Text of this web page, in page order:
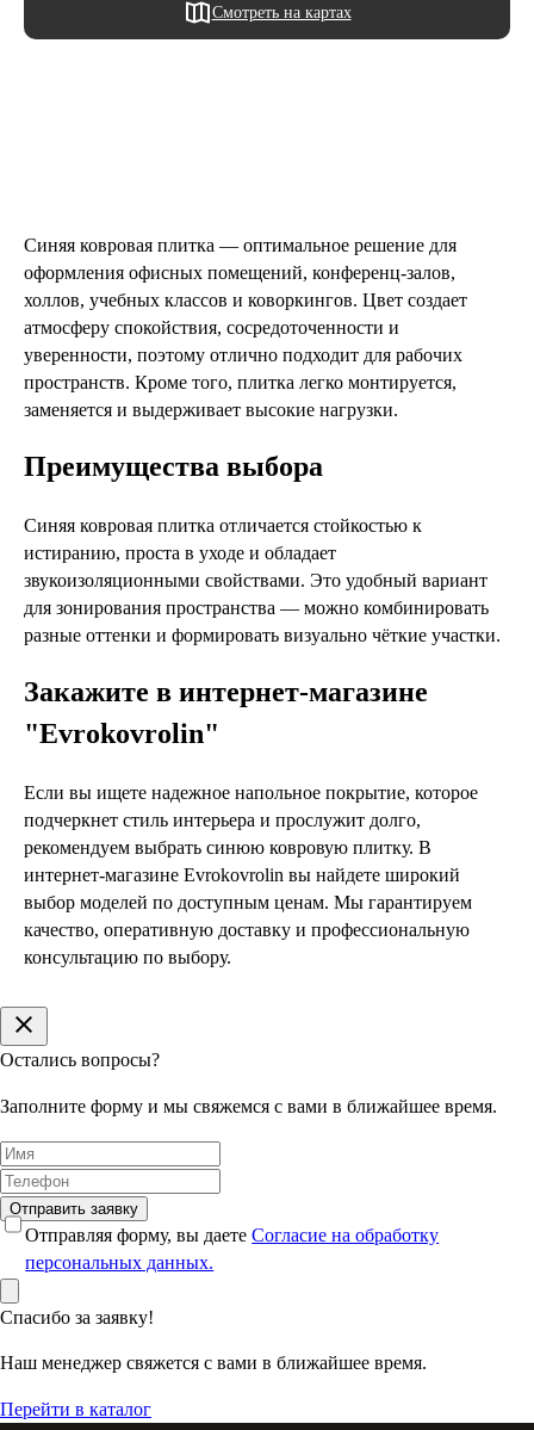
Смотреть на картах
Синяя ковровая плитка — оптимальное решение для
оформления офисных помещений, конференц-залов,
холлов, учебных классов и коворкингов. Цвет создает
атмосферу спокойствия, сосредоточенности и
уверенности, поэтому отлично подходит для рабочих
пространств. Кроме того, плитка легко монтируется,
заменяется и выдерживает высокие нагрузки.
Преимущества выбора
Синяя ковровая плитка отличается стойкостью к
истиранию, проста в уходе и обладает
звукоизоляционными свойствами. Это удобный вариант
для зонирования пространства — можно комбинировать
разные оттенки и формировать визуально чёткие участки.
Закажите в интернет-магазине
"Evrokovrolin"
Если вы ищете надежное напольное покрытие, которое
подчеркнет стиль интерьера и прослужит долго,
рекомендуем выбрать синюю ковровую плитку. В
интернет-магазине Evrokovrolin вы найдете широкий
выбор моделей по доступным ценам. Мы гарантируем
качество, оперативную доставку и профессиональную
консультацию по выбору.
Остались вопросы?
Заполните форму и мы свяжемся с вами в ближайшее время.
Отправить заявку
Отправляя форму, вы даетеСогласие на обработку
персональных данных.
Спасибо за заявку!
Наш менеджер свяжется с вами в ближайшее время.
Перейти в каталог